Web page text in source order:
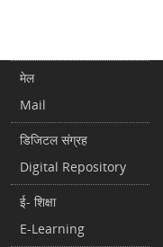
मेल
Mail
डिजिटल संग्रह
Digital Repository
ई- शिक्षा
E-Learning